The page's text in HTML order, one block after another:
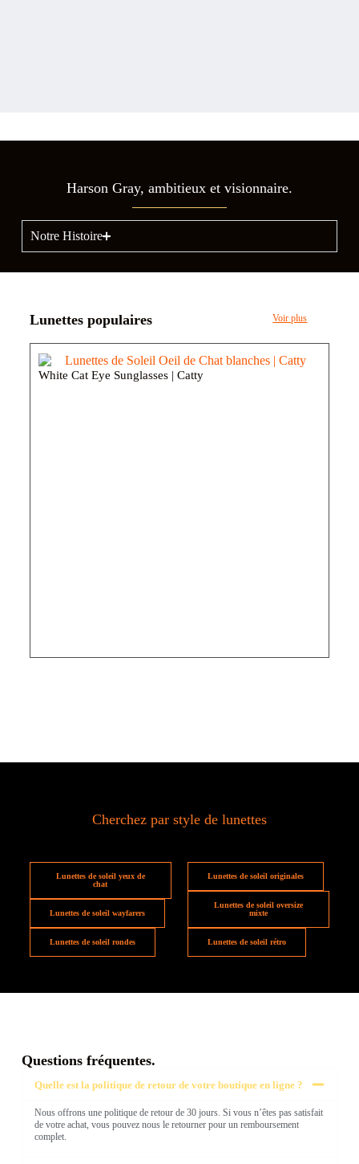
Harson Gray, ambitieux et visionnaire.
Notre Histoire
Lunettes populaires Voir plus
White Cat Eye Sunglasses | Catty
Cherchez par style de lunettes
Lunettes de soleil yeux de
chat
Lunettes de soleil wayfarers
Lunettes de soleil rondes
Lunettes de soleil originales
Lunettes de soleil oversize
mixte
Lunettes de soleil rétro
Questions fréquentes.
Quelle est la politique de retour de votre boutique en ligne ?
Nous offrons une politique de retour de 30 jours. Si vous n’êtes pas satisfait
de votre achat, vous pouvez nous le retourner pour un remboursement
complet.